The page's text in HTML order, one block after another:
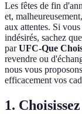
Les fêtes de fin
et,
aux attentes. Si
indésirés, sachez
parUFC-Que
revendre ou
nous vous
efficacement vos
1.